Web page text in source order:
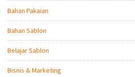
Bahan Pakaian
Bahan Sablon
Belajar Sablon
Bisnis & Marketing